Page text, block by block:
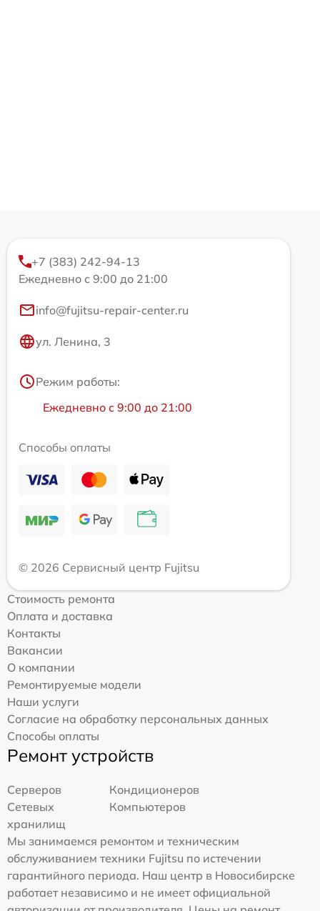
+7 (383) 242-94-13
Ежедневно с 9:00 до 21:00
info@fujitsu-repair-center.ru
ул. Ленина, 3
Режим работы:
Ежедневно с 9:00 до 21:00
Способы оплаты
© 2026 Сервисный центр Fujitsu
Стоимость ремонта
Оплата и доставка
Контакты
Вакансии
О компании
Ремонтируемые модели
Наши услуги
Согласие на обработку персональных данных
Способы оплаты
Ремонт устройств
Серверов
Кондиционеров
Сетевых
хранилищ
Компьютеров
Мы занимаемся ремонтом и техническим
обслуживанием техники Fujitsu по истечении
гарантийного периода. Наш центр в Новосибирске
работает независимо и не имеет официальной